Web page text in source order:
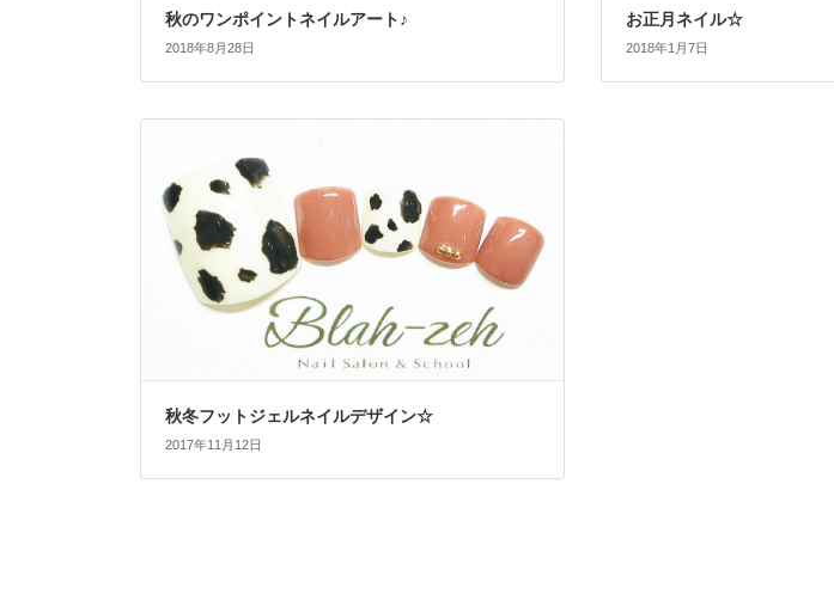
秋のワンポイントネイルアート♪
2018年8月28日
お正月ネイル☆
2018年1月7日
秋冬フットジェルネイルデザイン☆
2017年11月12日